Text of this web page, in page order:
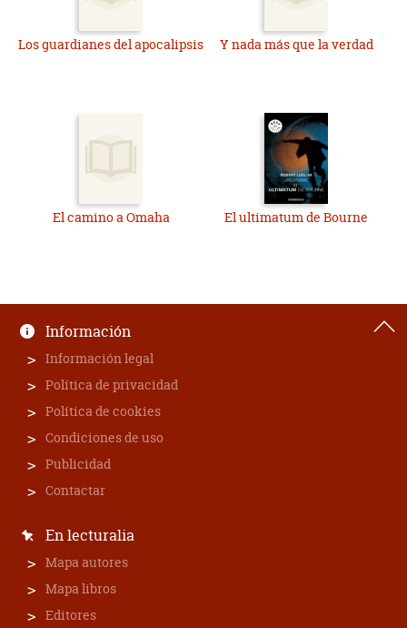
Los guardianes del apocalipsis Y nada más que la verdad
El camino a Omaha El ultimatum de Bourne
Información
Información legal
Política de privacidad
Política de cookies
Condiciones de uso
Publicidad
Contactar
En lecturalia
Mapa autores
Mapa libros
Editores